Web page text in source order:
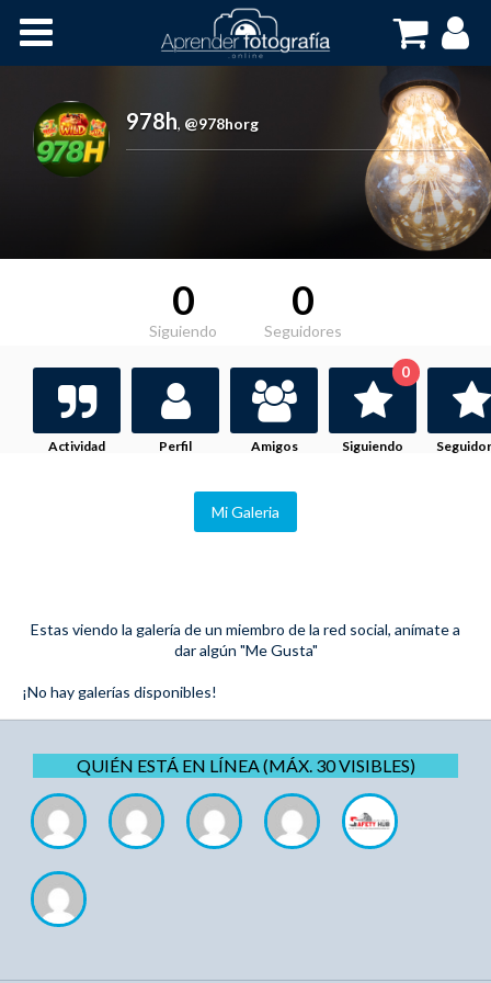
Cursos OnLine
978h, @978horg
0
Siguiendo
0
Seguidores
Actividad Perfil Amigos Siguiendo
0
Mi Galeria
Estas viendo la galería de un miembro de la red social, anímate a
dar algún "Me Gusta"
¡No hay galerías disponibles!
QUIÉN ESTÁ EN LÍNEA (MÁX. 30 VISIBLES)